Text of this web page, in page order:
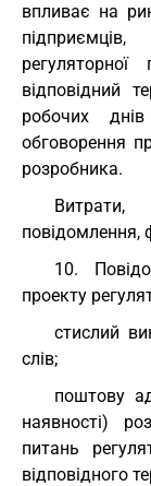
впливає на
відповідний
робочих
обговорення
розробника.
повідомлення,
10.
проекту
стислий
слів;
поштову
наявності)
питань
відповідного